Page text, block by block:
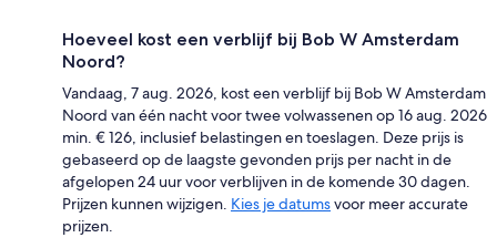
Hoeveel kost een verblijf bij Bob W Amsterdam
Noord?
Vandaag, 7 aug. 2026, kost een verblijf bij Bob W Amsterdam
Noord van één nacht voor twee volwassenen op 16 aug. 2026
min. € 126, inclusief belastingen en toeslagen. Deze prijs is
gebaseerd op de laagste gevonden prijs per nacht in de
afgelopen 24 uur voor verblijven in de komende 30 dagen.
Prijzen kunnen wijzigen. Kies je datumsvoor meer accurate
prijzen.